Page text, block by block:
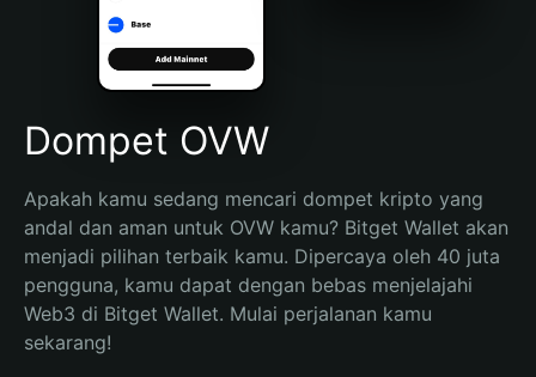
Português (Brasil)
Español (Argentina)
Dompet OVW
Apakah kamu sedang mencari dompet kripto yang
andal dan aman untuk OVW kamu? Bitget Wallet akan
menjadi pilihan terbaik kamu. Dipercaya oleh 40 juta
pengguna, kamu dapat dengan bebas menjelajahi
Web3 di Bitget Wallet. Mulai perjalanan kamu
sekarang!